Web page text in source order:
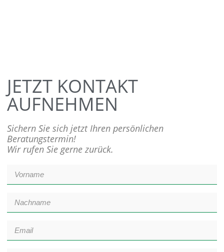
JETZT KONTAKT
AUFNEHMEN
Sichern Sie sich jetzt Ihren persönlichen
Beratungstermin!
Wir rufen Sie gerne zurück.